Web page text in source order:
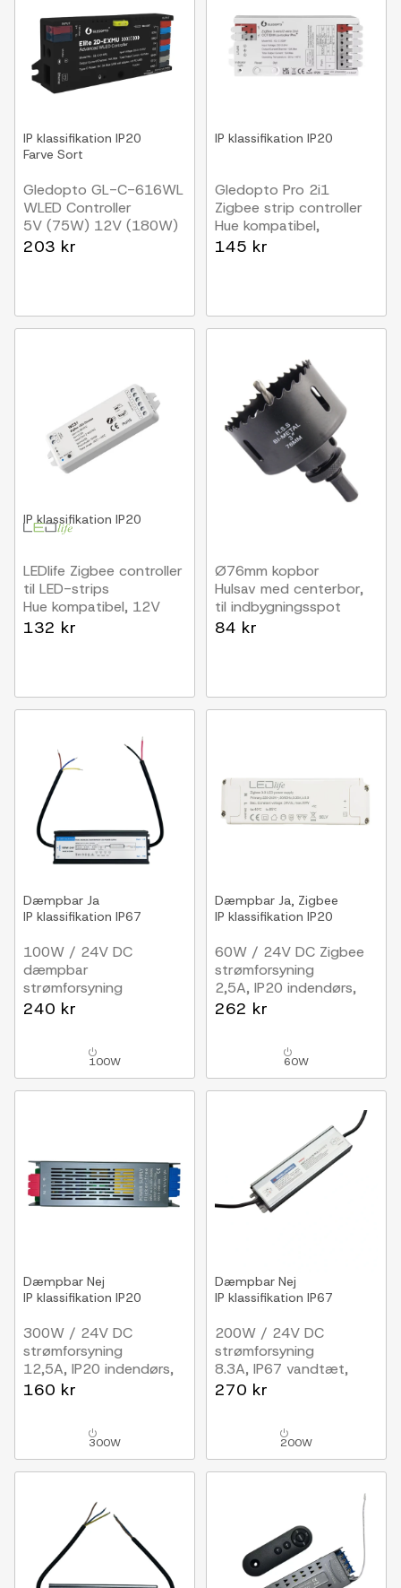
IP klassifikation IP20
Farve Sort
Gledopto GL-C-616WL
WLED Controller
5V (75W) 12V (180W)
24V (360W)
203 kr
IP klassifikation IP20
Gledopto Pro 2i1
Zigbee strip controller
Hue kompatibel,
12V/24V, 12V (144W)
145 kr
IP klassifikation IP20
LEDlife Zigbee controller
til LED-strips
Hue kompatibel, 12V
(120W), 24V (240W)
132 kr
Ø76mm kopbor
Hulsav med centerbor,
til indbygningsspot
Inno88
84 kr
Dæmpbar Ja
IP klassifikation IP67
100W / 24V DC
dæmpbar
strømforsyning
4.17A, IP67, Triac
240 kr
100W
Dæmpbar Ja, Zigbee
IP klassifikation IP20
60W / 24V DC Zigbee
strømforsyning
2,5A, IP20 indendørs,
Hue kompatibel
262 kr
60W
Dæmpbar Nej
IP klassifikation IP20
300W / 24V DC
strømforsyning
12,5A, IP20 indendørs,
Flicker free
160 kr
300W
Dæmpbar Nej
IP klassifikation IP67
200W / 24V DC
strømforsyning
8.3A, IP67 vandtæt,
Flicker free
270 kr
200W